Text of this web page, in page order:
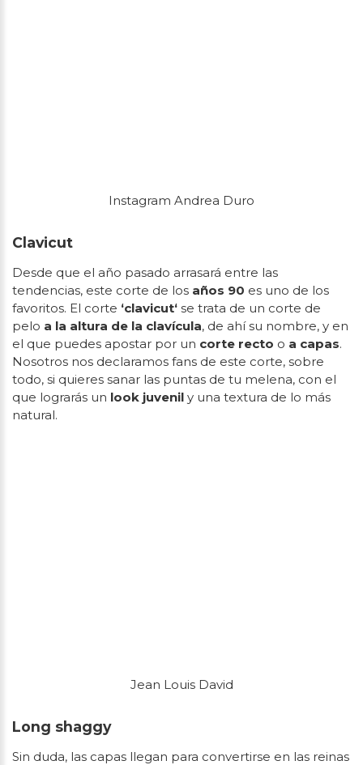
Instagram Andrea Duro
Clavicut
Desde que el año pasado arrasará entre las
tendencias, este corte de los años 90 es uno de los
favoritos. El corte ‘clavicut‘ se trata de un corte de
pelo a la altura de la clavícula, de ahí su nombre, y en
el que puedes apostar por un corte recto o a capas.
Nosotros nos declaramos fans de este corte, sobre
todo, si quieres sanar las puntas de tu melena, con el
que lograrás un look juvenil y una textura de lo más
natural.
Jean Louis David
Long shaggy
Sin duda, las capas llegan para convertirse en las reinas